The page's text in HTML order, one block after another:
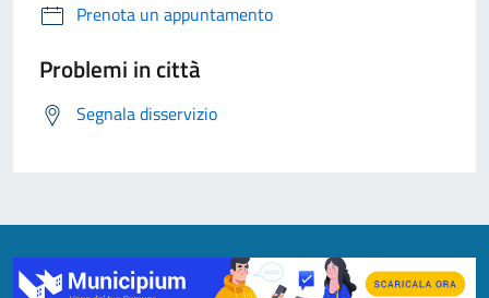
Prenota un appuntamento
Problemi in città
Segnala disservizio